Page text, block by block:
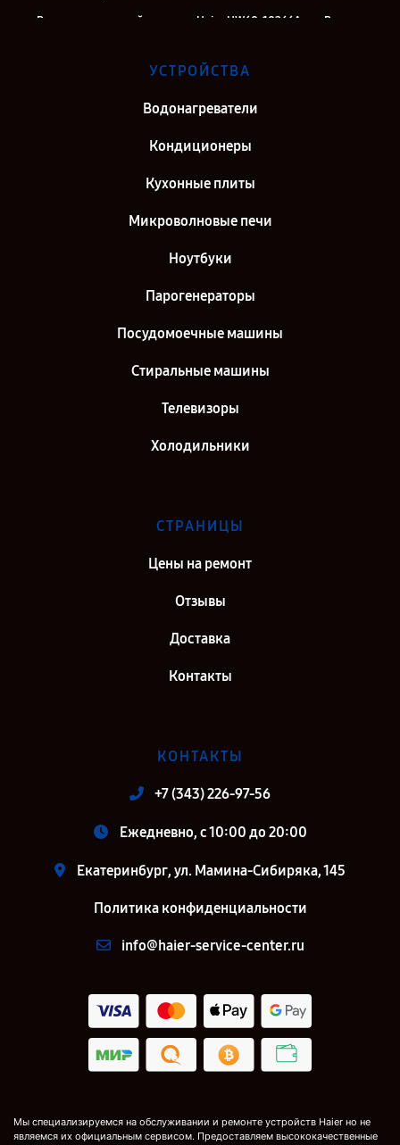
Ремонт стиральной машины Haier HW60-10266A в г. Воронеж
Ремонт стиральной машины Haier HW60-10266A в г. Самара
Ремонт стиральной машины Haier HW60-10266A в г. Киров
Петербург
УСТРОЙСТВА
Водонагреватели
Кондиционеры
Кухонные плиты
Микроволновые печи
Ноутбуки
Парогенераторы
Посудомоечные машины
Стиральные машины
Телевизоры
Холодильники
СТРАНИЦЫ
Цены на ремонт
Отзывы
Доставка
Контакты
КОНТАКТЫ
+7 (343) 226-97-56
Ежедневно, с 10:00 до 20:00
Екатеринбург, ул. Мамина-Сибиряка, 145
Политика конфиденциальности
info@haier-service-center.ru
Мы специализируемся на обслуживании и ремонте устройств Haier но не
являемся их официальным сервисом. Предоставляем высококачественные